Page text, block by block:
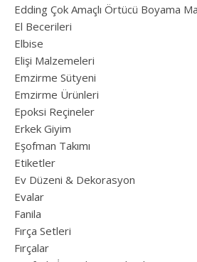
Edding Çok Amaçlı Örtücü Boyama
El Becerileri
Elbise
Elişi Malzemeleri
Emzirme Sütyeni
Emzirme Ürünleri
Epoksi Reçineler
Erkek Giyim
Eşofman Takımı
Etiketler
Ev Düzeni & Dekorasyon
Evalar
Fanila
Fırça Setleri
Fırçalar